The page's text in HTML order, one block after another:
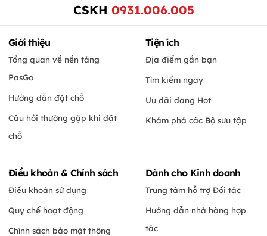
CSKH 0931.006.005
Giới thiệu
Tổng quan về nền tảng
PasGo
Hướng dẫn đặt chỗ
Câu hỏi thường gặp khi đặt
chỗ
Tiện ích
Địa điểm gần bạn
Tìm kiếm ngay
Ưu đãi đang Hot
Khám phá các Bộ sưu tập
Điều khoản & Chính sách
Điều khoản sử dụng
Quy chế hoạt động
Chính sách bảo mật thông
Dành cho Kinh doanh
Trung tâm hỗ trợ Đối tác
Hướng dẫn nhà hàng hợp
tác